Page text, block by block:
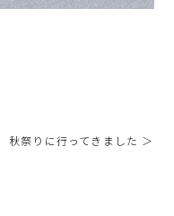
秋祭りに行ってきました ＞